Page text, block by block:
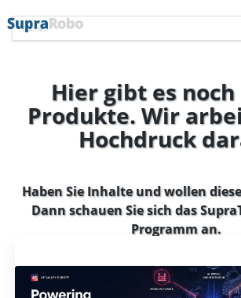
Hier gibt es
Produkte. Wir
Hochdruck
Haben Sie Inhalte und wollen
Dann schauen Sie sich das
Programman.